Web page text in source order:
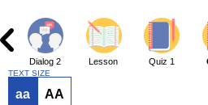
Dialog 2 Lesson Quiz 1
TEXT SIZE
aa AA